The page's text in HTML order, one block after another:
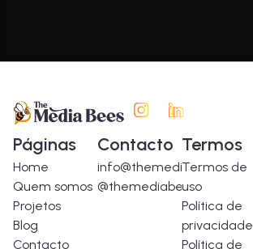
Páginas
Home
Quem somos
Projetos
Blog
Contacto
Contacto
info@themediabees.com
@themediabees
Termos
Termos de
uso
Política de
privacidade
Política de